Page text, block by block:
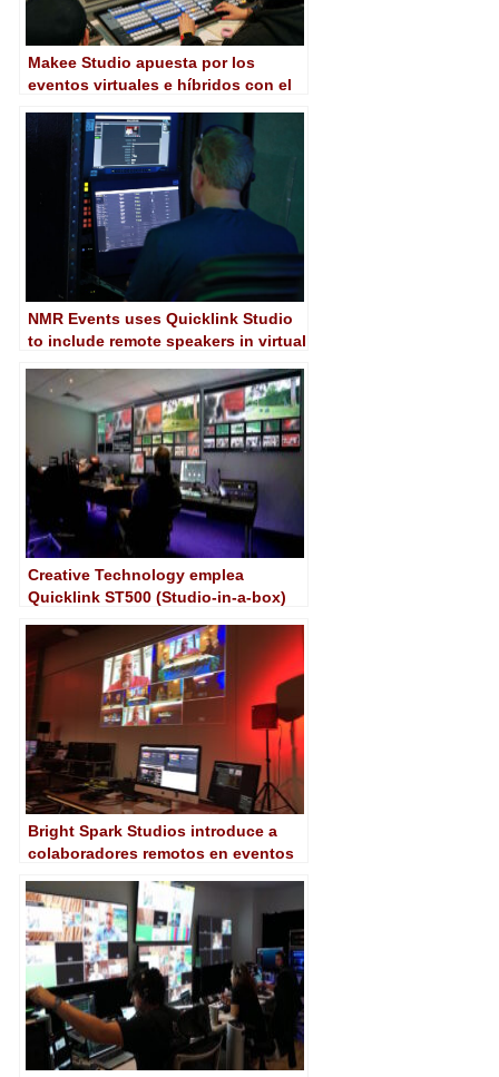
Makee Studio apuesta por los
eventos virtuales e híbridos con el
NMR Events uses Quicklink Studio
to include remote speakers in virtual
Creative Technology emplea
Quicklink ST500 (Studio-in-a-box)
Bright Spark Studios introduce a
colaboradores remotos en eventos